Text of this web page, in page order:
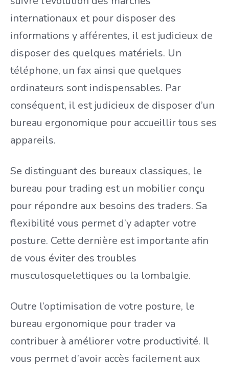
internationaux et pour disposer des
informations y afférentes, il est judicieux de
disposer des quelques matériels. Un
téléphone, un fax ainsi que quelques
ordinateurs sont indispensables. Par
conséquent, il est judicieux de disposer d’un
bureau ergonomique pour accueillir tous ses
appareils.
Se distinguant des bureaux classiques, le
bureau pour trading est un mobilier conçu
pour répondre aux besoins des traders. Sa
flexibilité vous permet d’y adapter votre
posture. Cette dernière est importante afin
de vous éviter des troubles
musculosquelettiques ou la lombalgie.
Outre l’optimisation de votre posture, le
bureau ergonomique pour trader va
contribuer à améliorer votre productivité. Il
vous permet d’avoir accès facilement aux